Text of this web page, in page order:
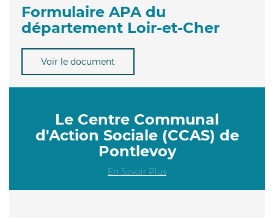
Formulaire APA du
département Loir-et-Cher
Voir le document
Le Centre Communal
d'Action Sociale (CCAS) de
Pontlevoy
En Savoir Plus